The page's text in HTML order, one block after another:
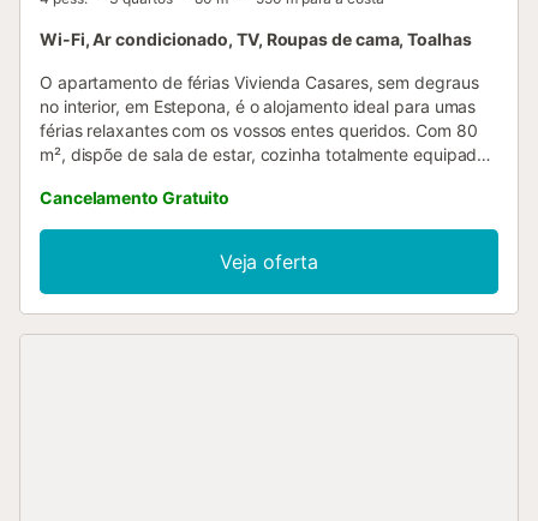
Wi-Fi, Ar condicionado, TV, Roupas de cama, Toalhas
O apartamento de férias Vivienda Casares, sem degraus
no interior, em Estepona, é o alojamento ideal para umas
férias relaxantes com os vossos entes queridos. Com 80
m², dispõe de sala de estar, cozinha totalmente equipada,
Inclui Wi-Fi, smart TV com serviços de streaming, ar
condicionado, máquina de lavar roupa e toalhas de praia
ou piscina. Para famílias com crianças pequenas, estão
disponíveis berço e cadeira alta. A propriedade situa-se no
centro histórico, perto da praia, a apenas 10 minutos a pé,
Cancelamento Gratuito
Veja oferta